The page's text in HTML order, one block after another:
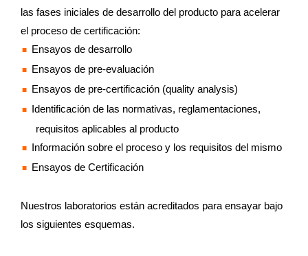
las fases iniciales de desarrollo del producto para acelerar
el proceso de certificación:
Ensayos de desarrollo
Ensayos de pre-evaluación
Ensayos de pre-certificación (quality analysis)
Identificación de las normativas, reglamentaciones,
requisitos aplicables al producto
Información sobre el proceso y los requisitos del mismo
Ensayos de Certificación
Nuestros laboratorios están acreditados para ensayar bajo
los siguientes esquemas.